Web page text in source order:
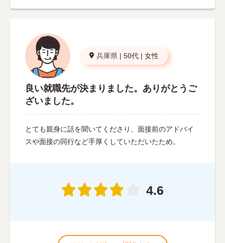
兵庫県 | 50代 | 女性
良い就職先が決まりました。ありがとうご
ざいました。
とても親身に話を聞いてくださり、面接前のアドバイ
スや面接の同行など手厚くしていただいたため。
4.6